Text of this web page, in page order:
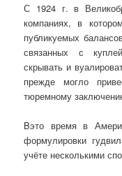
С 1924 г. в
компаниях, в
публикуемых
связанных с
скрывать и
прежде могло
тюремному
Bэто время в
формулировки
учёте несколькими